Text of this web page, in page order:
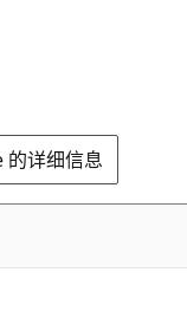
详细信息